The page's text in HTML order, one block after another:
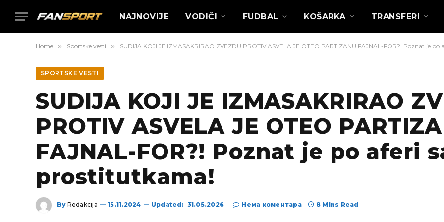
NAJNOVIJE VODIČI FUDBAL KOŠARKA TRANSFERI
Home » Sportske vesti » SUDIJA KOJI JE IZMASAKRIRAO ZVEZDU PROTIV ASVELA JE OTEO PARTIZANU FAJNAL-FOR?! Poznat je
SPORTSKE VESTI
SUDIJA KOJI JE IZMASAKRIRAO
PROTIV ASVELA JE OTEO
FAJNAL-FOR?! Poznat je po aferi
prostitutkama!
By Redakcija 15.11.2024 Updated: 31.05.2026 Нема коментара 8 Mins Read